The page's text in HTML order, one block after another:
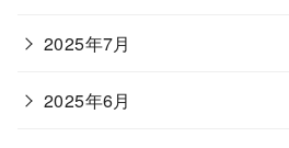
2025年7月
2025年6月